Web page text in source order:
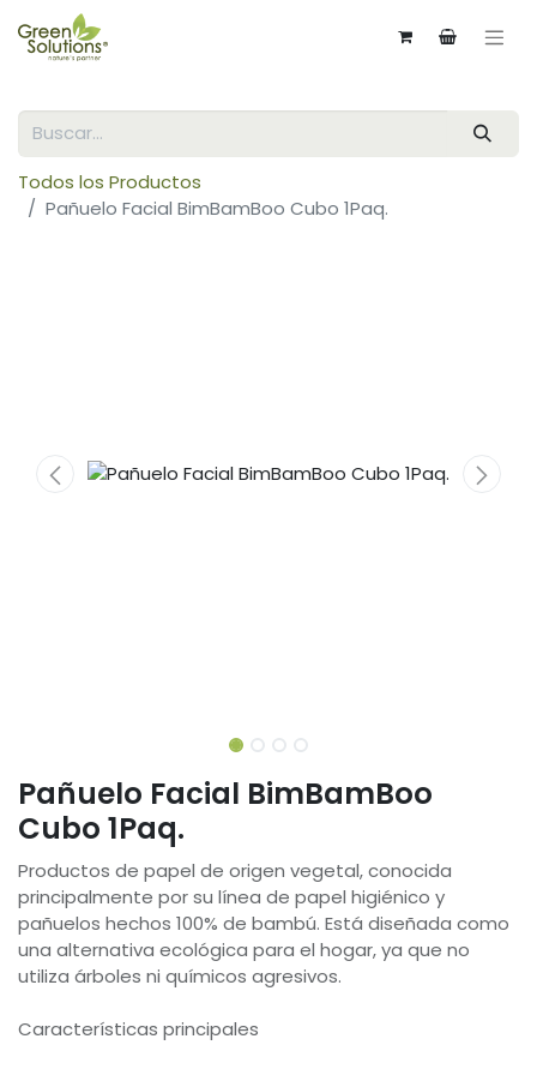
Todos los Productos
Pañuelo Facial BimBamBoo Cubo 1Paq.
Pañuelo Facial BimBamBoo
Cubo 1Paq.
Productos de papel de origen vegetal, conocida
principalmente por su línea de papel higiénico y
pañuelos hechos 100% de bambú. Está diseñada como
una alternativa ecológica para el hogar, ya que no
utiliza árboles ni químicos agresivos.
Características principales